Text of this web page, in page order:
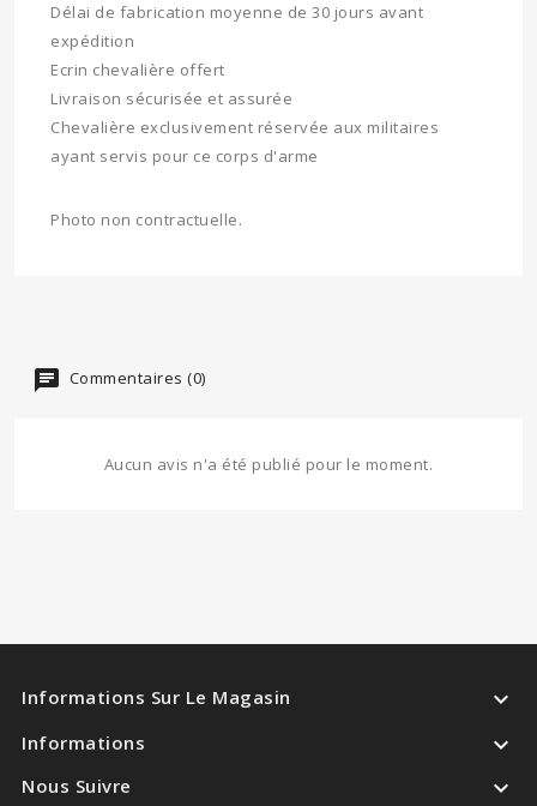
Délai de fabrication moyenne de 30 jours avant
expédition
Ecrin chevalière offert
Livraison sécurisée et assurée
Chevalière exclusivement réservée aux militaires
ayant servis pour ce corps d'arme
Photo non contractuelle.
Commentaires (0)
Aucun avis n'a été publié pour le moment.
Informations Sur Le Magasin 
Informations 
Nous Suivre 